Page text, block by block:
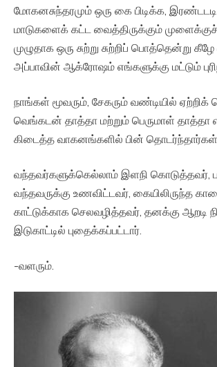
மோகனசுந்தரமும் ஒரு கை பிடிக்க,
மாடுகளைக் கட்ட வைத்திருக்கும்
முழுதாக ஒரு சுற்று சுற்றிப் பொத்தென்று கீழே
அப்பாவின் ஆக்ரோஷம் எங்களுக்கு மட்டும்
நாங்கள் மூவரும், சேகரும் வண்டியில்
வெங்கடன் தாத்தா மற்றும் பெருமாள் தாத்தா
கிடைத்த வாகனங்களில் பின் தொடர்ந்தார்கள்.
வந்தவர்களுக்கெல்லாம் இளநி கொடுத்தவர்,
வந்தவருக்கு உணவிட்டவர், கையிலிருந்த
காட்டுக்காக செலவழித்தவர், தனக்கு ஆறடி
இடுகாட்டில் புதைக்கப்பட்டார்.
-வளரும்.